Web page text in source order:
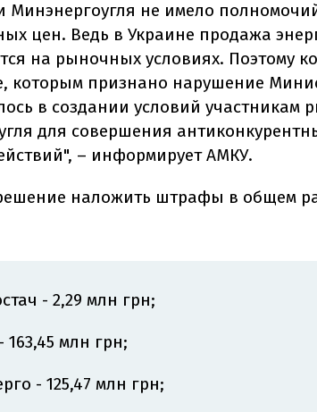
Минэнергоугля не имело
цен. Ведь в Украине продажа
на рыночных условиях. Поэтому
которым признано нарушение
в создании условий участникам
для совершения
– информирует АМКУ.
наложить штрафы в общем
- 2,29 млн грн;
млн грн;
- 125,47 млн грн;